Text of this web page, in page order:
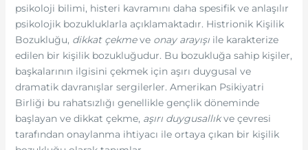
psikoloji bilimi, histeri kavramını daha spesifik ve anlaşılır
psikolojik bozukluklarla açıklamaktadır. Histrionik Kişilik
Bozukluğu,dikkat çekmeve onay arayışıile karakterize
edilen bir kişilik bozukluğudur. Bu bozukluğa sahip kişiler,
başkalarının ilgisini çekmek için aşırı duygusal ve
dramatik davranışlar sergilerler. Amerikan Psikiyatri
Birliği bu rahatsızlığı genellikle gençlik döneminde
başlayan ve dikkat çekme, aşırı duygusallıkve çevresi
tarafından onaylanma ihtiyacı ile ortaya çıkan bir kişilik